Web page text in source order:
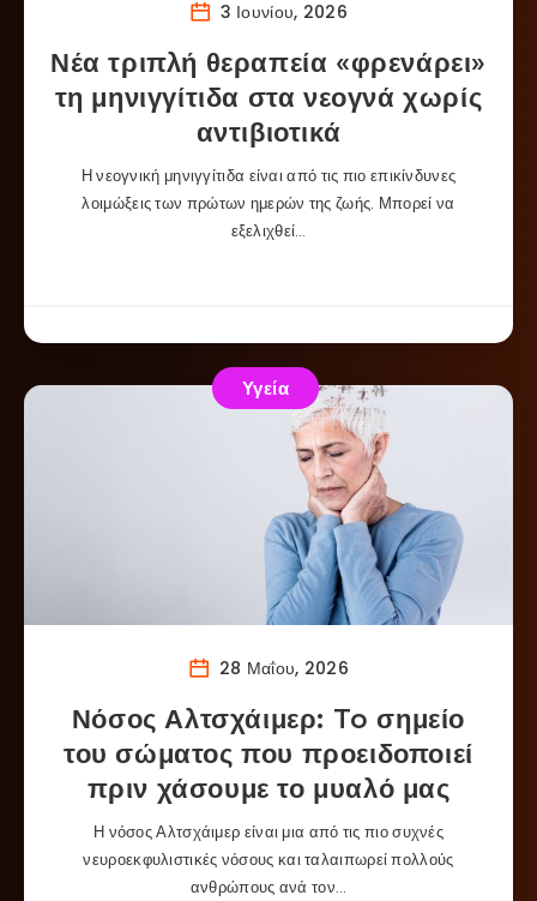
3 Ιουνίου, 2026
Νέα τριπλή θεραπεία «φρενάρει»
τη μηνιγγίτιδα στα νεογνά χωρίς
αντιβιοτικά
Η νεογνική μηνιγγίτιδα είναι από τις πιο επικίνδυνες
λοιμώξεις των πρώτων ημερών της ζωής. Μπορεί να
εξελιχθεί…
Υγεία
28 Μαΐου, 2026
Νόσος Αλτσχάιμερ: To σημείο
του σώματος που προειδοποιεί
πριν χάσουμε το μυαλό μας
Η νόσος Αλτσχάιμερ είναι μια από τις πιο συχνές
νευροεκφυλιστικές νόσους και ταλαιπωρεί πολλούς
ανθρώπους ανά τον…